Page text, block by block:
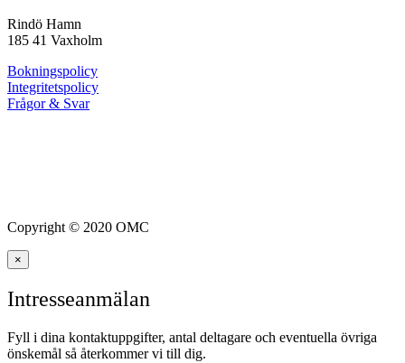
Rindö Hamn
185 41 Vaxholm
Bokningspolicy
Integritetspolicy
Frågor & Svar
Copyright © 2020 OMC
×
Intresseanmälan
Fyll i dina kontaktuppgifter, antal deltagare och eventuella övriga
önskemål så återkommer vi till dig.